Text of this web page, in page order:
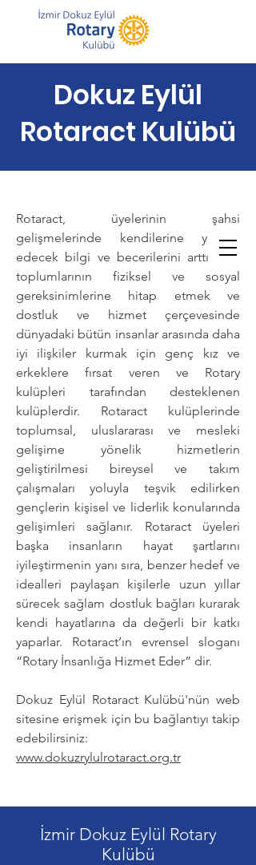
Dokuz Eylül
Rotaract Kulübü
Rotaract, üyelerinin şahsi
gelişmelerinde kendilerine yardım
edecek bilgi ve becerilerini arttırmak,
toplumlarının fiziksel ve sosyal
gereksinimlerine hitap etmek ve
dostluk ve hizmet çerçevesinde
dünyadaki bütün insanlar arasında daha
iyi ilişkiler kurmak için genç kız ve
erkeklere fırsat veren ve Rotary
kulüpleri tarafından desteklenen
kulüplerdir. Rotaract kulüplerinde
toplumsal, uluslararası ve mesleki
gelişime yönelik hizmetlerin
geliştirilmesi bireysel ve takım
çalışmaları yoluyla teşvik edilirken
gençlerin kişisel ve liderlik konularında
gelişimleri sağlanır. Rotaract üyeleri
başka insanların hayat şartlarını
iyileştirmenin yanı sıra, benzer hedef ve
idealleri paylaşan kişilerle uzun yıllar
sürecek sağlam dostluk bağları kurarak
kendi hayatlarına da değerli bir katkı
yaparlar. Rotaract’ın evrensel sloganı
“Rotary İnsanlığa Hizmet Eder” dir.
Dokuz Eylül Rotaract Kulübü'nün web
sitesine erişmek için bu bağlantıyı takip
edebilirsiniz:
www.dokuzrylulrotaract.org.tr
İzmir Dokuz Eylül Rotary
Kulübü